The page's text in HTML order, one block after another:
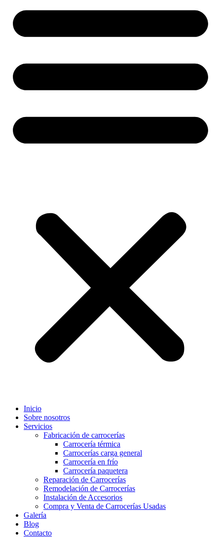
Inicio
Sobre nosotros
Servicios
Fabricación de carrocerías
Carrocería térmica
Carrocerías carga general
Carrocería en frío
Carrocería paquetera
Reparación de Carrocerías
Remodelación de Carrocerías
Instalación de Accesorios
Compra y Venta de Carrocerías Usadas
Galería
Blog
Contacto